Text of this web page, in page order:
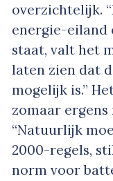
overzichtelijk.
energie-eiland
staat, valt het
laten zien dat
mogelijk is.”
zomaar
“Natuurlijk
2000-regels,
norm voor